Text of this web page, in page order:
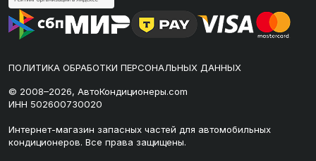
ПОЛИТИКА ОБРАБОТКИ ПЕРСОНАЛЬНЫХ ДАННЫХ
© 2008–2026, АвтоКондиционеры.com
ИНН 502600730020
Интернет-магазин запасных частей для автомобильных
кондиционеров. Все права защищены.